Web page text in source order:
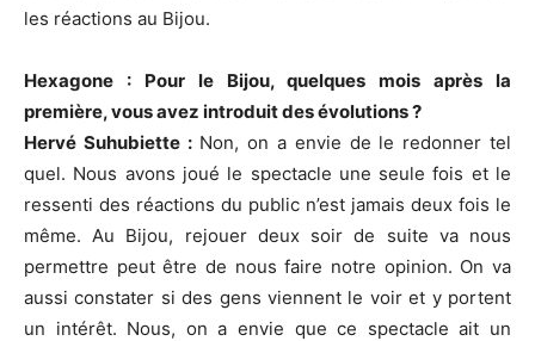
les réactions au Bijou.
Hexagone : Pour le Bijou, quelques mois après la
première, vous avez introduit des évolutions ?
Hervé Suhubiette :Non, on a envie de le redonner tel
quel. Nous avons joué le spectacle une seule fois et le
ressenti des réactions du public n’est jamais deux fois le
même. Au Bijou, rejouer deux soir de suite va nous
permettre peut être de nous faire notre opinion. On va
aussi constater si des gens viennent le voir et y portent
un intérêt. Nous, on a envie que ce spectacle ait un